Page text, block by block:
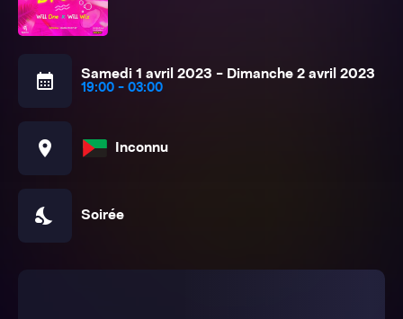
calendar_month Samedi 1 avril 2023 - Dimanche 2 avril 2023
19:00 - 03:00
location_on Inconnu
nights_stay Soirée